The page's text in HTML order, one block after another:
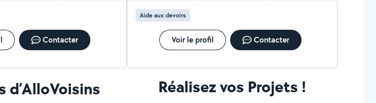
Contacter
Aide aux devoirs
Voir le profil Contacter
d’AlloVoisins Réalisez vos Projets !